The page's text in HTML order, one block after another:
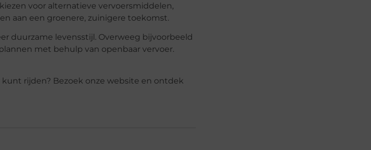
voor alternatieve vervoersmiddelen,
aan een groenere, zuinigere toekomst.
duurzame levensstijl. Overweeg bijvoorbeeld
met behulp van openbaar vervoer.
rijden? Bezoek onze website en ontdek